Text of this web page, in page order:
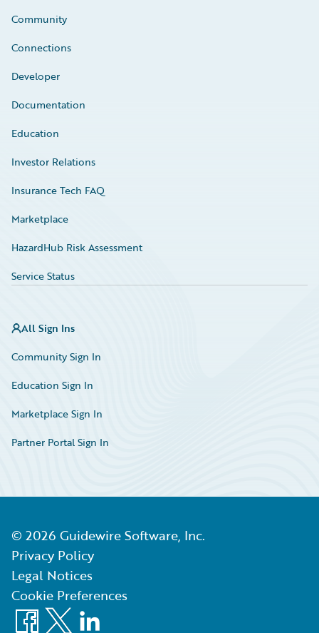
Community
Connections
Developer
Documentation
Education
Investor Relations
Insurance Tech FAQ
Marketplace
HazardHub Risk Assessment
Service Status
All Sign Ins
Community Sign In
Education Sign In
Marketplace Sign In
Partner Portal Sign In
© 2026 Guidewire Software, Inc.
Privacy Policy
Legal Notices
Cookie Preferences
Facebook
X LinkedIn